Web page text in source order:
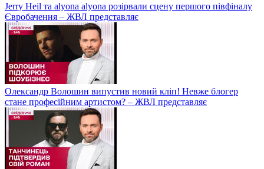
Jerry Heil та аlyona аlyona розірвали сцену першого півфіналу
Євробачення – ЖВЛ представляє
Олександр Волошин випустив новий кліп! Невже блогер
стане професійним артистом? – ЖВЛ представляє